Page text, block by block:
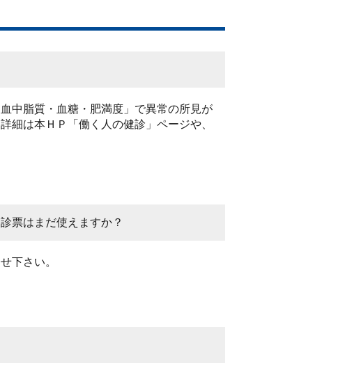
中脂質・血糖・肥満度」で異常の所見が
細は本ＨＰ「働く人の健診」ページや、
票はまだ使えますか？
下さい。